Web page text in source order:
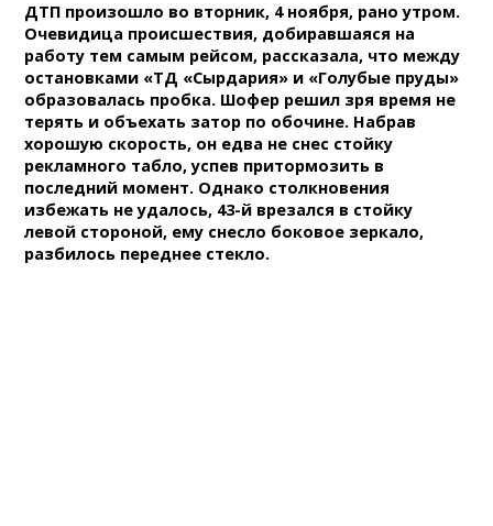
ДТП произошло во вторник, 4 ноября, рано утром.
Очевидица происшествия, добиравшаяся на
работу тем самым рейсом, рассказала, что между
остановками «ТД «Сырдария» и «Голубые пруды»
образовалась пробка. Шофер решил зря время не
терять и объехать затор по обочине. Набрав
хорошую скорость, он едва не снес стойку
рекламного табло, успев притормозить в
последний момент. Однако столкновения
избежать не удалось, 43-й врезался в стойку
левой стороной, ему снесло боковое зеркало,
разбилось переднее стекло.